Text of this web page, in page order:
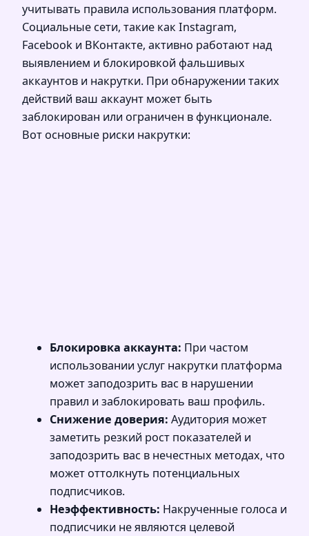
учитывать правила использования платформ.
Социальные сети, такие как Instagram,
Facebook и ВКонтакте, активно работают над
выявлением и блокировкой фальшивых
аккаунтов и накрутки. При обнаружении таких
действий ваш аккаунт может быть
заблокирован или ограничен в функционале.
Вот основные риски накрутки:
Блокировка аккаунта: При частом
использовании услуг накрутки платформа
может заподозрить вас в нарушении
правил и заблокировать ваш профиль.
Снижение доверия: Аудитория может
заметить резкий рост показателей и
заподозрить вас в нечестных методах, что
может оттолкнуть потенциальных
подписчиков.
Неэффективность: Накрученные голоса и
подписчики не являются целевой